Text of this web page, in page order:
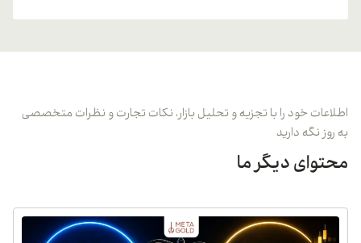
اطلاعات خود را با تجزیه و تحلیل بازار، نکات تجارت و نظرات متخصصی
به روز نگه دارید
محتوای دیگر ما